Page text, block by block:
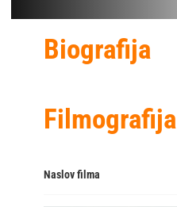
Biografija
Filmografija
Naslov filma